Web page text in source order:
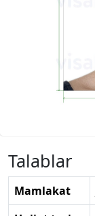
Talablar
Mamlakat